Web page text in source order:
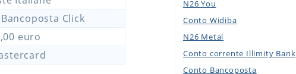
Click
euro
N26 You
Conto Widiba
N26 Metal
Conto corrente Illimity Bank
Conto Bancoposta